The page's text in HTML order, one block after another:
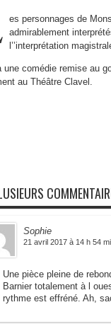
es personnages de
admirablement
l’’interprétation
une comédie remise au
au Théâtre Clavel.
Sophie
21 avril 2017 à 14 h 54
Une pièce pleine de
Barnier totalement à l
rythme est effréné. Ah,